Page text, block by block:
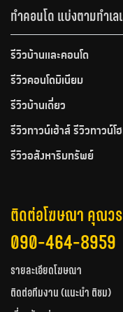
ทำคอนโด แบ่งตามทำเล
รีวิวบ้านและคอนโด
รีวิวคอนโดมิเนียม
รีวิวบ้านเดี่ยว
รีวิวทาวน์เฮ้าส์ รีวิวทาวน์โ
รีวิวอสังหาริมทรัพย์
ติดต่อโฆษณา คุณว
090-464-8959
รายละเอียดโฆษณา
ติดต่อทีมงาน (แนะนำ ติชม)